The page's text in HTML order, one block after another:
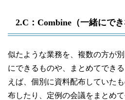
2.C：Combine（一緒にでき
似たような業務を、複数の方が
にできるものや、まとめてでき
えば、個別に資料配布していた
布したり、定例の会議をまとめ